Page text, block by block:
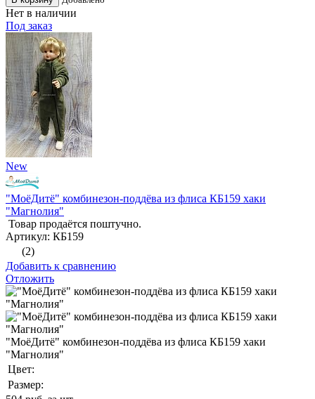
Нет в наличии
Под заказ
New
"МоёДитё" комбинезон-поддёва из флиса КБ159 хаки
"Магнолия"
Товар продаётся поштучно.
Артикул: КБ159
(2)
Добавить к сравнению
Отложить
"МоёДитё" комбинезон-поддёва из флиса КБ159 хаки
"Магнолия"
Цвет:
Размер: